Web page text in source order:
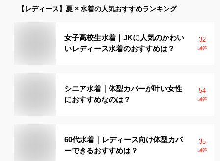
【レディース】 夏 × 水着の人気おすすめランキング
女子高校生水着｜JKに人気のかわい
いレディース水着のおすすめは？
32
回答
シニア水着｜体型カバーが叶い女性
におすすめなのは？
54
回答
60代水着｜レディース向け体型カバ
ーできるおすすめは？
35
回答